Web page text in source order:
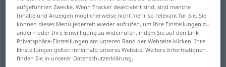
Übersicht aller Übersetzungen
(Für mehr Details die Übersetzung anklicken/antippen)
Art, Weise, Art und Weise, Modus
aufgeführten Zwecke. Wenn Tracker deaktiviert sind, sind manche
Inhalte und Anzeigen möglicherweise nicht mehr so relevant für Sie. Sie
können dieses Menü jederzeit wieder aufrufen, um Ihre Einstellungen zu
ändern oder Ihre Einwilligung zu widerrufen, indem Sie auf den Link
Privatsphäre-Einstellungen am unteren Rand der Webseite klicken. Ihre
Einstellungen gelten innerhalb unseres Website. Weitere Informationen
finden Sie in unserer Datenschutzerklärung.